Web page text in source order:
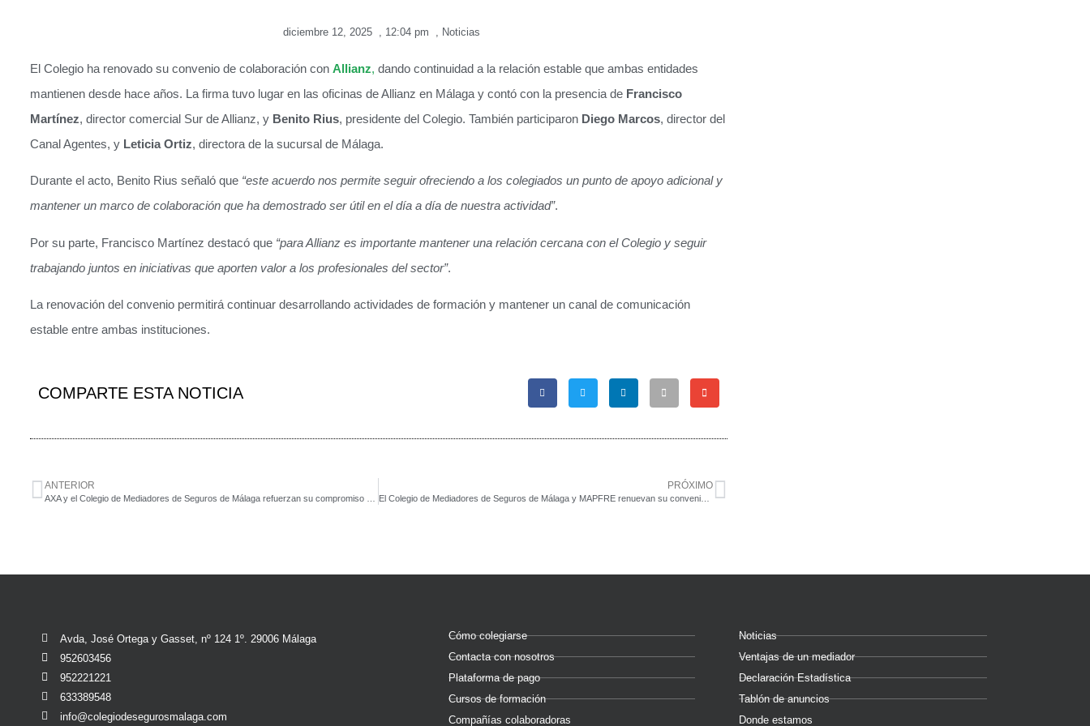
diciembre 12, 2025 , 12:04 pm , Noticias
El Colegio ha renovado su convenio de colaboración con Allianz, dando continuidad a la relación estable que ambas entidades
mantienen desde hace años. La firma tuvo lugar en las oficinas de Allianz en Málaga y contó con la presencia de Francisco
Martínez, director comercial Sur de Allianz, y Benito Rius, presidente del Colegio. También participaron Diego Marcos, director del
Canal Agentes, y Leticia Ortiz, directora de la sucursal de Málaga.
Durante el acto, Benito Rius señaló que “este acuerdo nos permite seguir ofreciendo a los colegiados un punto de apoyo adicional y
mantener un marco de colaboración que ha demostrado ser útil en el día a día de nuestra actividad”.
Por su parte, Francisco Martínez destacó que “para Allianz es importante mantener una relación cercana con el Colegio y seguir
trabajando juntos en iniciativas que aporten valor a los profesionales del sector”.
La renovación del convenio permitirá continuar desarrollando actividades de formación y mantener un canal de comunicación
estable entre ambas instituciones.
COMPARTE ESTA NOTICIA
ANTERIOR PRÓXIMO
Avda, José Ortega y Gasset, nº 124 1º. 29006 Málaga
952603456
952221221
633389548
info@colegiodesegurosmalaga.com
Cómo colegiarse
Contacta con nosotros
Plataforma de pago
Cursos de formación
Compañías colaboradoras
Noticias
Ventajas de un mediador
Declaración Estadística
Tablón de anuncios
Donde estamos